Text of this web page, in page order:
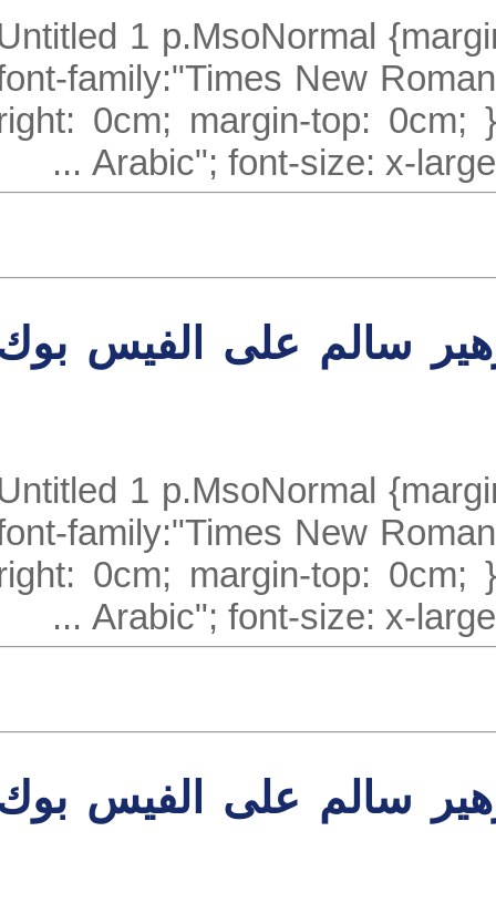
Untitled 1 p.MsoNormal
font-family:"Times New
right: 0cm; margin-top:
Arabic"; font-size: x-
سالم على الفيس بوك
Untitled 1 p.MsoNormal
font-family:"Times New
right: 0cm; margin-top:
Arabic"; font-size: x-
سالم على الفيس بوك